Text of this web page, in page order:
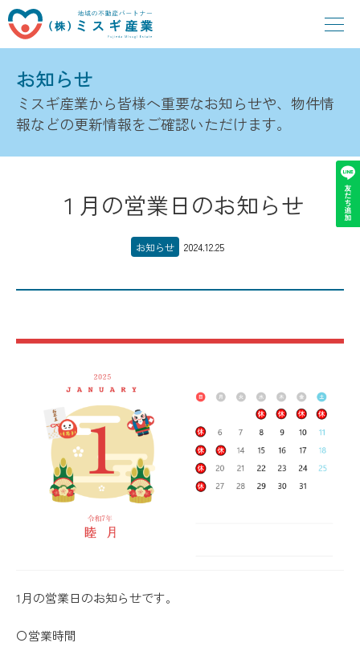
お知らせ
ミスギ産業から皆様へ重要なお知らせや、物件情
報などの更新情報をご確認いただけます。
１月の営業日のお知らせ
お知らせ 2024.12.25
1月の営業日のお知らせです。
〇営業時間